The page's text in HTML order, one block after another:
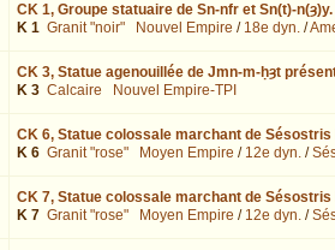
CK 1, Groupe statuaire de Sn-nfr et Sn(t)-
K 1 Granit "noir" Nouvel Empire / 18e dyn. /
CK 3, Statue agenouillée de Jmn-m-ḥȝt
K 3 Calcaire Nouvel Empire-TPI
CK 6, Statue colossale marchant de Sésostris
K 6 Granit "rose" Moyen Empire / 12e dyn. /
CK 7, Statue colossale marchant de Sésostris
K 7 Granit "rose" Moyen Empire / 12e dyn. /